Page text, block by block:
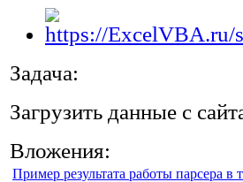
Задача:
Загрузить данные с
Вложения:
Пример результата работы парсера в